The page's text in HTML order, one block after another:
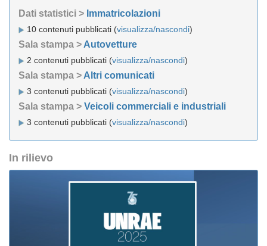
Dati statistici > Immatricolazioni
10 contenuti pubblicati (visualizza/nascondi)
Sala stampa > Autovetture
2 contenuti pubblicati (visualizza/nascondi)
Sala stampa > Altri comunicati
3 contenuti pubblicati (visualizza/nascondi)
Sala stampa > Veicoli commerciali e industriali
3 contenuti pubblicati (visualizza/nascondi)
In rilievo